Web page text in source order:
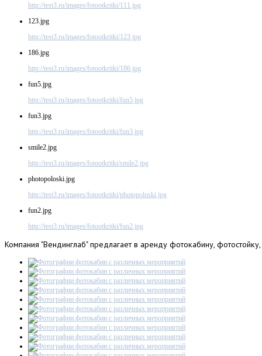
http://test3.ru/images/fotootkritki/111.jpg
123.jpg
http://test3.ru/images/fotootkritki/123.jpg
186.jpg
http://test3.ru/images/fotootkritki/186.jpg
fun5.jpg
http://test3.ru/images/fotootkritki/fun5.jpg
fun3.jpg
http://test3.ru/images/fotootkritki/fun3.jpg
smile2.jpg
http://test3.ru/images/fotootkritki/smile2.jpg
photopoloski.jpg
http://test3.ru/images/fotootkritki/photopoloski.jpg
fun2.jpg
http://test3.ru/images/fotootkritki/fun2.jpg
Компания "Вендинглаб" предлагает в аренду фотокабину,